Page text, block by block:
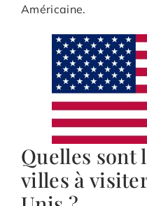
Américaine.
Quelles sont
villes à